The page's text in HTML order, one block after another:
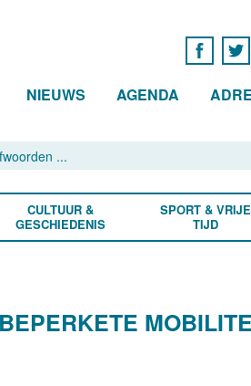
NIEUWS AGENDA
CULTUUR &
GESCHIEDENIS
SPORT & VRIJE
TIJD